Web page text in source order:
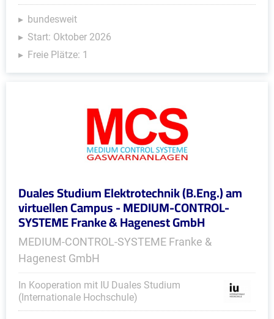
bundesweit
Start: Oktober 2026
Freie Plätze: 1
Duales Studium Elektrotechnik (B.Eng.) am
virtuellen Campus - MEDIUM-CONTROL-
SYSTEME Franke & Hagenest GmbH
MEDIUM-CONTROL-SYSTEME Franke &
Hagenest GmbH
In Kooperation mit IU Duales Studium
(Internationale Hochschule)